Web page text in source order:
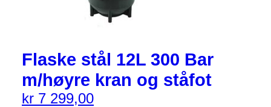
Flaske stål 12L 300 Bar
m/høyre kran og ståfot
kr 7 299,00